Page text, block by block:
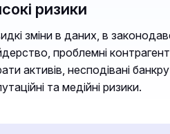
ризики
зміни в даних, в
проблемні
активів, несподівані
та медійні ризики.